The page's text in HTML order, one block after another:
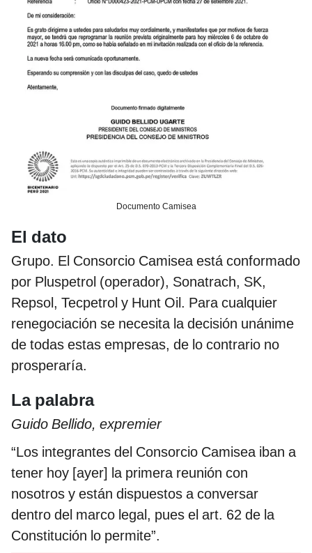
Documento Camisea
El dato
Grupo. El Consorcio Camisea está conformado
por Pluspetrol (operador), Sonatrach, SK,
Repsol, Tecpetrol y Hunt Oil. Para cualquier
renegociación se necesita la decisión unánime
de todas estas empresas, de lo contrario no
prosperaría.
La palabra
Guido Bellido, expremier
“Los integrantes del Consorcio Camisea iban a
tener hoy [ayer] la primera reunión con
nosotros y están dispuestos a conversar
dentro del marco legal, pues el art. 62 de la
Constitución lo permite”.